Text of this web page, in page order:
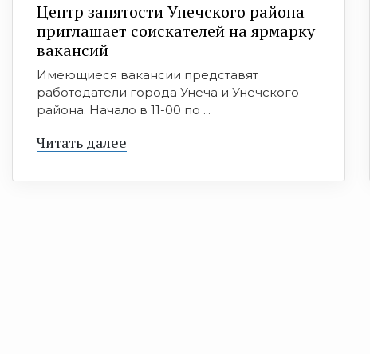
Центр занятости Унечского района
приглашает соискателей на ярмарку
вакансий
Имеющиеся вакансии представят
работодатели города Унеча и Унечского
района. Начало в 11-00 по ...
Читать далее